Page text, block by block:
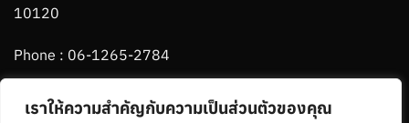
เราให้ความสำคัญกับความเป็นส่วนตัวของคุณ
10120
Phone : 06-1265-2784
Line :@ablemenbrand